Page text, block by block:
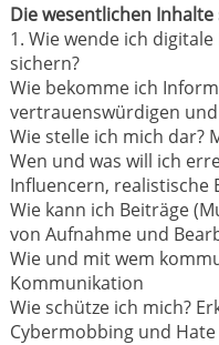
Die wesentlichen Inhalte
1. Wie wende ich
sichern?
Wie bekomme ich
vertrauenswürdigen
Wie stelle ich mich dar?
Wen und was will ich
Influencern, realistische
Wie kann ich Beiträge
von Aufnahme und
Wie und mit wem
Kommunikation
Wie schütze ich mich?
Cybermobbing und